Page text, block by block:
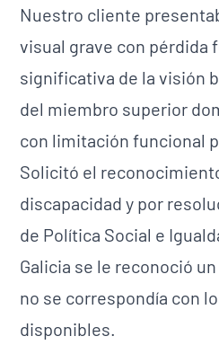
Nuestro cliente
visual grave con pérdida
significativa de la visión
del miembro superior
con limitación funcional
Solicitó el
discapacidad y por
de Política Social e
Galicia se le reconoció
no se correspondía con
disponibles.